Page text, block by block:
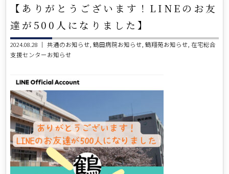
【ありがとうございます！LINEのお友
達が500人になりました】
2024.08.28 ｜共通のお知らせ 鶴田病院お知らせ 鶴翔苑お知らせ 在宅総合
支援センターお知らせ